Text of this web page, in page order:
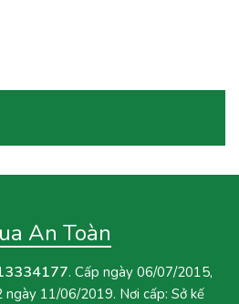
An Toàn
. Cấp ngày 06/07/2015,
11/06/2019. Nơi cấp: Sở kế